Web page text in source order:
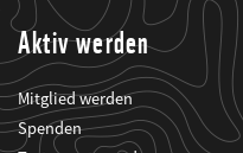
Aktiv werden
Mitglied werden
Spenden